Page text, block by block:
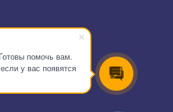
помочь вам.
у вас появятся